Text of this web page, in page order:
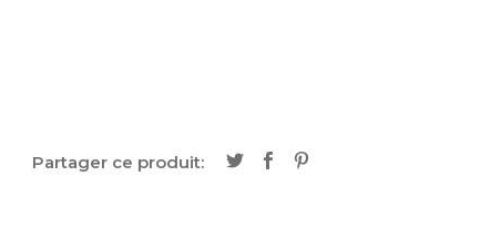
Partager ce produit: